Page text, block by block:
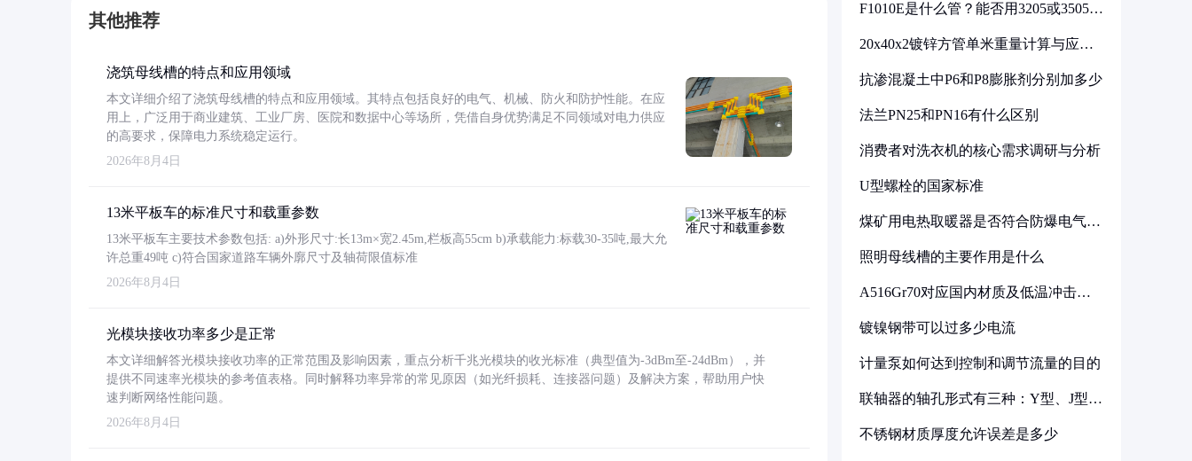
其他推荐
浇筑母线槽的特点和应用领域
本文详细介绍了浇筑母线槽的特点和应用领域。其特点包括良好的电气、机械、防火和防护性能。在应
用上，广泛用于商业建筑、工业厂房、医院和数据中心等场所，凭借自身优势满足不同领域对电力供应
的高要求，保障电力系统稳定运行。
2026年8月4日
13米平板车的标准尺寸和载重参数
13米平板车主要技术参数包括: a)外形尺寸:长13m×宽2.45m,栏板高55cm b)承载能力:标载30-35吨,最大允
许总重49吨 c)符合国家道路车辆外廓尺寸及轴荷限值标准
2026年8月4日
光模块接收功率多少是正常
本文详细解答光模块接收功率的正常范围及影响因素，重点分析千兆光模块的收光标准（典型值为-3dBm至-24dBm），并
提供不同速率光模块的参考值表格。同时解释功率异常的常见原因（如光纤损耗、连接器问题）及解决方案，帮助用户快
速判断网络性能问题。
2026年8月4日
F1010E是什么管？能否用3205或3505代
20x40x2镀锌方管单米重量计算与应用
抗渗混凝土中P6和P8膨胀剂分别加多少
法兰PN25和PN16有什么区别
消费者对洗衣机的核心需求调研与分析
U型螺栓的国家标准
煤矿用电热取暖器是否符合防爆电气设
照明母线槽的主要作用是什么
A516Gr70对应国内材质及低温冲击要
镀镍钢带可以过多少电流
计量泵如何达到控制和调节流量的目的
联轴器的轴孔形式有三种：Y型、J型、
不锈钢材质厚度允许误差是多少